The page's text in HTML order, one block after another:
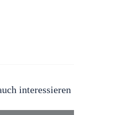
interessieren